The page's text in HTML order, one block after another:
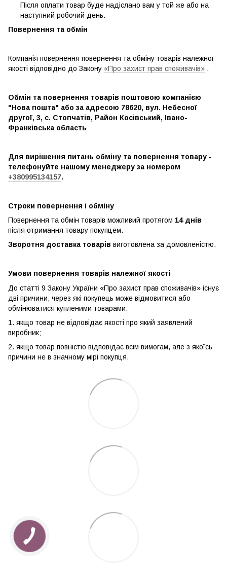
Після оплати товар буде надіслано вам у той же або на
наступний робочий день.
Повернення та обмін
Компанія повернення повернення та обміну товарів належної
якості відповідно до Закону «Про захист прав споживачів» .
Обмін та повернення товарів поштовою компанією
"Нова пошта" або за адресою 78620, вул. Небесної
другої, 3, с. Стопчатів, Район Косівський, Івано-
Франківська область
Для вирішення питань обміну та повернення товару -
телефонуйте нашому менеджеру за номером
+380995134157.
Строки повернення і обміну
Повернення та обмін товарів можливий протягом 14 днів
після отримання товару покупцем.
Зворотня доставка товарів виготовлена ​​за домовленістю.
Умови повернення товарів належної якості
До статті 9 Закону України «Про захист прав споживачів» існує
дві причини, через які покупець може відмовитися або
обмінюватися купленими товарами:
1. якщо товар не відповідає якості про який заявлений
виробник;
2. якщо товар повністю відповідає всім вимогам, але з якоїсь
причини не в значному мірі покупця.